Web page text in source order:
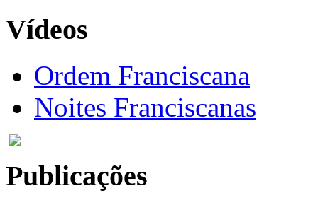
Vídeos
Ordem Franciscana
Noites Franciscanas
Publicações